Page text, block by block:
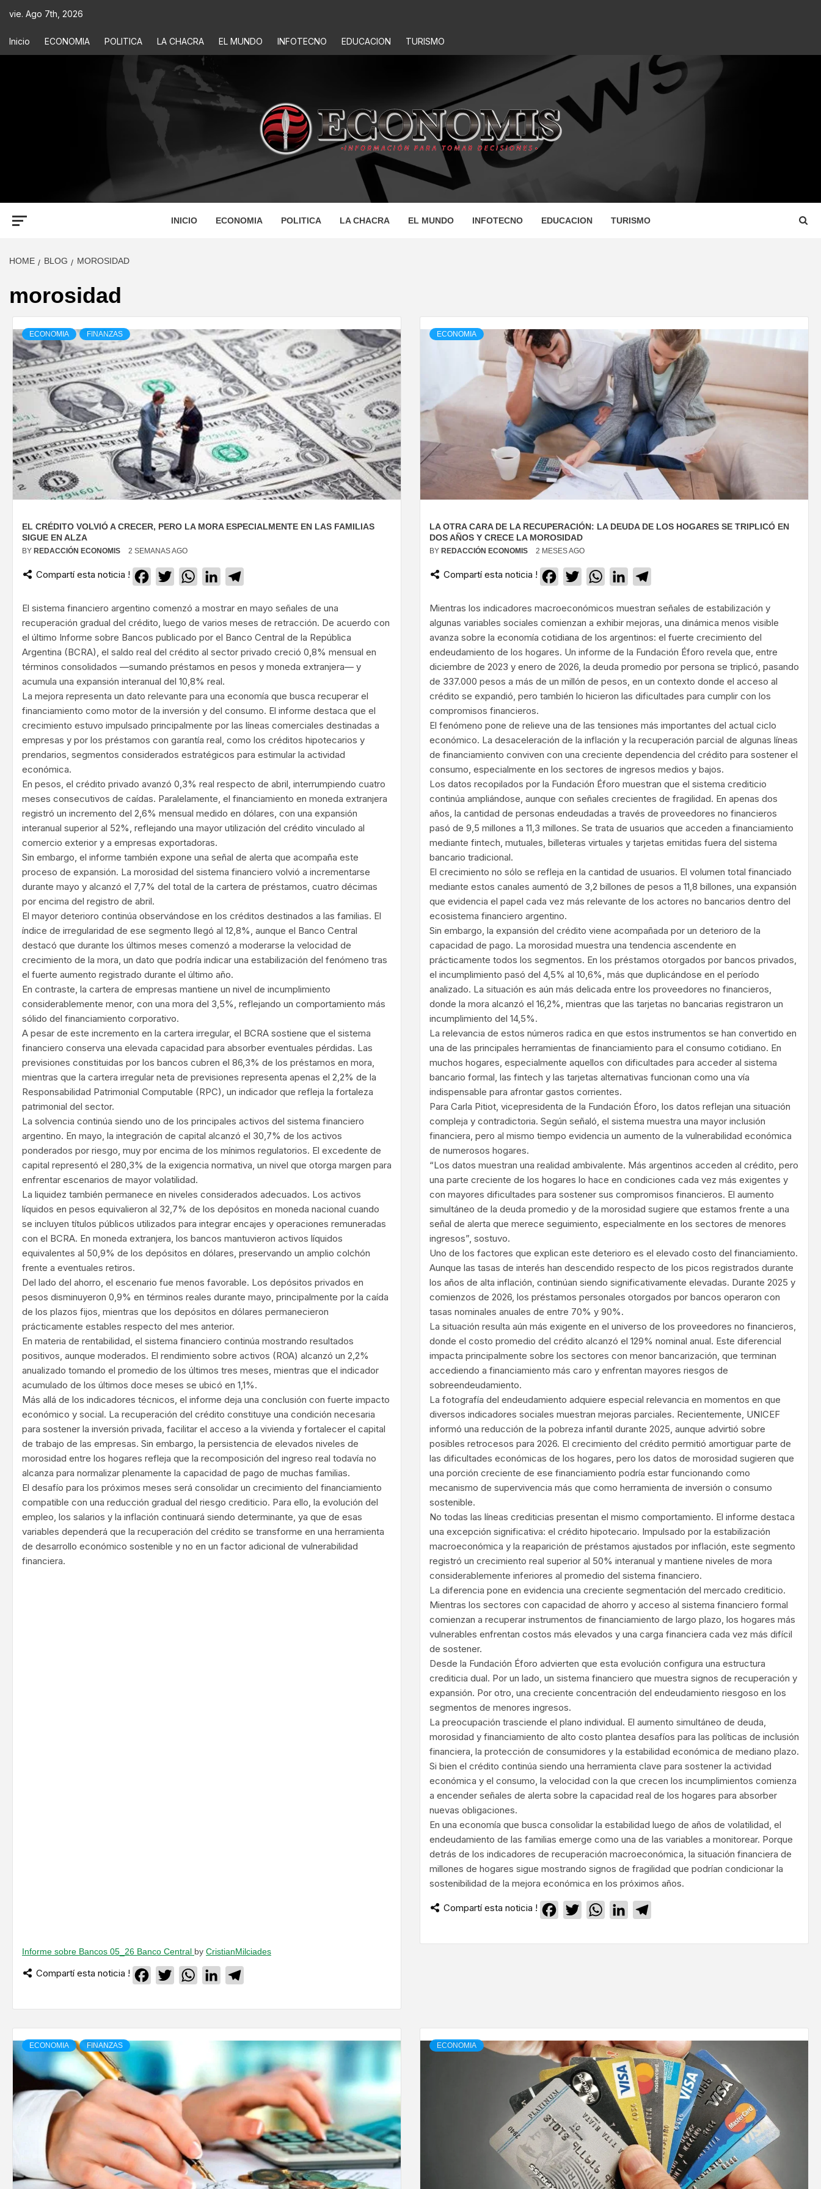
vie. Ago 7th, 2026
Inicio ECONOMIA POLITICA LA CHACRA EL MUNDO INFOTECNO EDUCACION TURISMO
ECONOMIS
INICIO ECONOMIA POLITICA LA CHACRA EL MUNDO INFOTECNO EDUCACION TURISMO
HOME BLOG MOROSIDAD
morosidad
ECONOMIA FINANZAS
EL CRÉDITO VOLVIÓ A CRECER, PERO LA MORA ESPECIALMENTE EN LAS FAMILIAS
SIGUE EN ALZA
BY REDACCIÓN ECONOMIS 2 SEMANAS AGO
Compartí esta noticia ! Facebook
TwitterWhatsApp
LinkedIn
El sistema financiero argentino comenzó a mostrar en mayo señales de una
recuperación gradual del crédito, luego de varios meses de retracción. De acuerdo con
el último Informe sobre Bancos publicado por el Banco Central de la República
Argentina (BCRA), el saldo real del crédito al sector privado creció 0,8% mensual en
términos consolidados —sumando préstamos en pesos y moneda extranjera— y
acumula una expansión interanual del 10,8% real.
La mejora representa un dato relevante para una economía que busca recuperar el
financiamiento como motor de la inversión y del consumo. El informe destaca que el
crecimiento estuvo impulsado principalmente por las líneas comerciales destinadas a
empresas y por los préstamos con garantía real, como los créditos hipotecarios y
prendarios, segmentos considerados estratégicos para estimular la actividad
económica.
En pesos, el crédito privado avanzó 0,3% real respecto de abril, interrumpiendo cuatro
meses consecutivos de caídas. Paralelamente, el financiamiento en moneda extranjera
registró un incremento del 2,6% mensual medido en dólares, con una expansión
interanual superior al 52%, reflejando una mayor utilización del crédito vinculado al
comercio exterior y a empresas exportadoras.
Sin embargo, el informe también expone una señal de alerta que acompaña este
proceso de expansión. La morosidad del sistema financiero volvió a incrementarse
durante mayo y alcanzó el 7,7% del total de la cartera de préstamos, cuatro décimas
por encima del registro de abril.
El mayor deterioro continúa observándose en los créditos destinados a las familias. El
índice de irregularidad de ese segmento llegó al 12,8%, aunque el Banco Central
destacó que durante los últimos meses comenzó a moderarse la velocidad de
crecimiento de la mora, un dato que podría indicar una estabilización del fenómeno tras
el fuerte aumento registrado durante el último año.
En contraste, la cartera de empresas mantiene un nivel de incumplimiento
considerablemente menor, con una mora del 3,5%, reflejando un comportamiento más
sólido del financiamiento corporativo.
A pesar de este incremento en la cartera irregular, el BCRA sostiene que el sistema
financiero conserva una elevada capacidad para absorber eventuales pérdidas. Las
previsiones constituidas por los bancos cubren el 86,3% de los préstamos en mora,
mientras que la cartera irregular neta de previsiones representa apenas el 2,2% de la
Responsabilidad Patrimonial Computable (RPC), un indicador que refleja la fortaleza
patrimonial del sector.
La solvencia continúa siendo uno de los principales activos del sistema financiero
argentino. En mayo, la integración de capital alcanzó el 30,7% de los activos
ponderados por riesgo, muy por encima de los mínimos regulatorios. El excedente de
capital representó el 280,3% de la exigencia normativa, un nivel que otorga margen para
enfrentar escenarios de mayor volatilidad.
La liquidez también permanece en niveles considerados adecuados. Los activos
líquidos en pesos equivalieron al 32,7% de los depósitos en moneda nacional cuando
se incluyen títulos públicos utilizados para integrar encajes y operaciones remuneradas
con el BCRA. En moneda extranjera, los bancos mantuvieron activos líquidos
equivalentes al 50,9% de los depósitos en dólares, preservando un amplio colchón
frente a eventuales retiros.
Del lado del ahorro, el escenario fue menos favorable. Los depósitos privados en
pesos disminuyeron 0,9% en términos reales durante mayo, principalmente por la caída
de los plazos fijos, mientras que los depósitos en dólares permanecieron
prácticamente estables respecto del mes anterior.
En materia de rentabilidad, el sistema financiero continúa mostrando resultados
positivos, aunque moderados. El rendimiento sobre activos (ROA) alcanzó un 2,2%
anualizado tomando el promedio de los últimos tres meses, mientras que el indicador
acumulado de los últimos doce meses se ubicó en 1,1%.
Más allá de los indicadores técnicos, el informe deja una conclusión con fuerte impacto
económico y social. La recuperación del crédito constituye una condición necesaria
para sostener la inversión privada, facilitar el acceso a la vivienda y fortalecer el capital
de trabajo de las empresas. Sin embargo, la persistencia de elevados niveles de
morosidad entre los hogares refleja que la recomposición del ingreso real todavía no
alcanza para normalizar plenamente la capacidad de pago de muchas familias.
El desafío para los próximos meses será consolidar un crecimiento del financiamiento
compatible con una reducción gradual del riesgo crediticio. Para ello, la evolución del
empleo, los salarios y la inflación continuará siendo determinante, ya que de esas
variables dependerá que la recuperación del crédito se transforme en una herramienta
de desarrollo económico sostenible y no en un factor adicional de vulnerabilidad
financiera.
Informe sobre Bancos 05_26 Banco Central by CristianMilciades
Compartí esta noticia ! Facebook
TwitterWhatsApp
LinkedIn
ECONOMIA
LA OTRA CARA DE LA RECUPERACIÓN: LA DEUDA DE LOS HOGARES SE TRIPLICÓ EN
DOS AÑOS Y CRECE LA MOROSIDAD
BY REDACCIÓN ECONOMIS 2 MESES AGO
Compartí esta noticia ! Facebook
TwitterWhatsApp
LinkedIn
Mientras los indicadores macroeconómicos muestran señales de estabilización y
algunas variables sociales comienzan a exhibir mejoras, una dinámica menos visible
avanza sobre la economía cotidiana de los argentinos: el fuerte crecimiento del
endeudamiento de los hogares. Un informe de la Fundación Éforo revela que, entre
diciembre de 2023 y enero de 2026, la deuda promedio por persona se triplicó, pasando
de 337.000 pesos a más de un millón de pesos, en un contexto donde el acceso al
crédito se expandió, pero también lo hicieron las dificultades para cumplir con los
compromisos financieros.
El fenómeno pone de relieve una de las tensiones más importantes del actual ciclo
económico. La desaceleración de la inflación y la recuperación parcial de algunas líneas
de financiamiento conviven con una creciente dependencia del crédito para sostener el
consumo, especialmente en los sectores de ingresos medios y bajos.
Los datos recopilados por la Fundación Éforo muestran que el sistema crediticio
continúa ampliándose, aunque con señales crecientes de fragilidad. En apenas dos
años, la cantidad de personas endeudadas a través de proveedores no financieros
pasó de 9,5 millones a 11,3 millones. Se trata de usuarios que acceden a financiamiento
mediante fintech, mutuales, billeteras virtuales y tarjetas emitidas fuera del sistema
bancario tradicional.
El crecimiento no sólo se refleja en la cantidad de usuarios. El volumen total financiado
mediante estos canales aumentó de 3,2 billones de pesos a 11,8 billones, una expansión
que evidencia el papel cada vez más relevante de los actores no bancarios dentro del
ecosistema financiero argentino.
Sin embargo, la expansión del crédito viene acompañada por un deterioro de la
capacidad de pago. La morosidad muestra una tendencia ascendente en
prácticamente todos los segmentos. En los préstamos otorgados por bancos privados,
el incumplimiento pasó del 4,5% al 10,6%, más que duplicándose en el período
analizado. La situación es aún más delicada entre los proveedores no financieros,
donde la mora alcanzó el 16,2%, mientras que las tarjetas no bancarias registraron un
incumplimiento del 14,5%.
La relevancia de estos números radica en que estos instrumentos se han convertido en
una de las principales herramientas de financiamiento para el consumo cotidiano. En
muchos hogares, especialmente aquellos con dificultades para acceder al sistema
bancario formal, las fintech y las tarjetas alternativas funcionan como una vía
indispensable para afrontar gastos corrientes.
Para Carla Pitiot, vicepresidenta de la Fundación Éforo, los datos reflejan una situación
compleja y contradictoria. Según señaló, el sistema muestra una mayor inclusión
financiera, pero al mismo tiempo evidencia un aumento de la vulnerabilidad económica
de numerosos hogares.
“Los datos muestran una realidad ambivalente. Más argentinos acceden al crédito, pero
una parte creciente de los hogares lo hace en condiciones cada vez más exigentes y
con mayores dificultades para sostener sus compromisos financieros. El aumento
simultáneo de la deuda promedio y de la morosidad sugiere que estamos frente a una
señal de alerta que merece seguimiento, especialmente en los sectores de menores
ingresos”, sostuvo.
Uno de los factores que explican este deterioro es el elevado costo del financiamiento.
Aunque las tasas de interés han descendido respecto de los picos registrados durante
los años de alta inflación, continúan siendo significativamente elevadas. Durante 2025 y
comienzos de 2026, los préstamos personales otorgados por bancos operaron con
tasas nominales anuales de entre 70% y 90%.
La situación resulta aún más exigente en el universo de los proveedores no financieros,
donde el costo promedio del crédito alcanzó el 129% nominal anual. Este diferencial
impacta principalmente sobre los sectores con menor bancarización, que terminan
accediendo a financiamiento más caro y enfrentan mayores riesgos de
sobreendeudamiento.
La fotografía del endeudamiento adquiere especial relevancia en momentos en que
diversos indicadores sociales muestran mejoras parciales. Recientemente, UNICEF
informó una reducción de la pobreza infantil durante 2025, aunque advirtió sobre
posibles retrocesos para 2026. El crecimiento del crédito permitió amortiguar parte de
las dificultades económicas de los hogares, pero los datos de morosidad sugieren que
una porción creciente de ese financiamiento podría estar funcionando como
mecanismo de supervivencia más que como herramienta de inversión o consumo
sostenible.
No todas las líneas crediticias presentan el mismo comportamiento. El informe destaca
una excepción significativa: el crédito hipotecario. Impulsado por la estabilización
macroeconómica y la reaparición de préstamos ajustados por inflación, este segmento
registró un crecimiento real superior al 50% interanual y mantiene niveles de mora
considerablemente inferiores al promedio del sistema financiero.
La diferencia pone en evidencia una creciente segmentación del mercado crediticio.
Mientras los sectores con capacidad de ahorro y acceso al sistema financiero formal
comienzan a recuperar instrumentos de financiamiento de largo plazo, los hogares más
vulnerables enfrentan costos más elevados y una carga financiera cada vez más difícil
de sostener.
Desde la Fundación Éforo advierten que esta evolución configura una estructura
crediticia dual. Por un lado, un sistema financiero que muestra signos de recuperación y
expansión. Por otro, una creciente concentración del endeudamiento riesgoso en los
segmentos de menores ingresos.
La preocupación trasciende el plano individual. El aumento simultáneo de deuda,
morosidad y financiamiento de alto costo plantea desafíos para las políticas de inclusión
financiera, la protección de consumidores y la estabilidad económica de mediano plazo.
Si bien el crédito continúa siendo una herramienta clave para sostener la actividad
económica y el consumo, la velocidad con la que crecen los incumplimientos comienza
a encender señales de alerta sobre la capacidad real de los hogares para absorber
nuevas obligaciones.
En una economía que busca consolidar la estabilidad luego de años de volatilidad, el
endeudamiento de las familias emerge como una de las variables a monitorear. Porque
detrás de los indicadores de recuperación macroeconómica, la situación financiera de
millones de hogares sigue mostrando signos de fragilidad que podrían condicionar la
sostenibilidad de la mejora económica en los próximos años.
Compartí esta noticia ! Facebook
TwitterWhatsApp
LinkedIn
ECONOMIA FINANZAS ECONOMIA